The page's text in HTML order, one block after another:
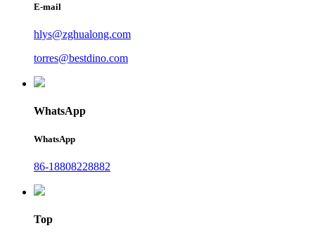
E-mail
hlys@zghualong.com
torres@bestdino.com
WhatsApp
WhatsApp
86-18808228882
Top